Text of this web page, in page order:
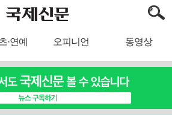
·연예 오피니언 동영상